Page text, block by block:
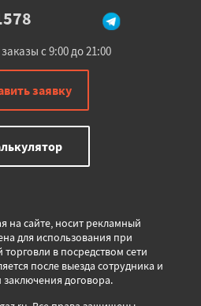
с 9:00 до 21:00
заявку
сайте, носит рекламный
для использования при
торговли в посредством сети
после выезда сотрудника и
договора.